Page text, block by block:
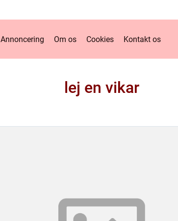
Annoncering Om os Cookies Kontakt os
lej en vikar